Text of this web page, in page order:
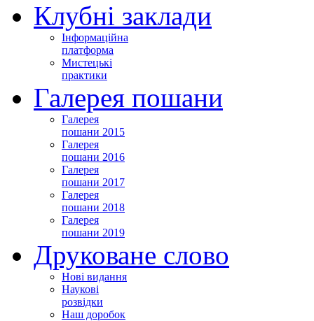
Клубні заклади
Інформаційна
платформа
Мистецькі
практики
Галерея пошани
Галерея
пошани 2015
Галерея
пошани 2016
Галерея
пошани 2017
Галерея
пошани 2018
Галерея
пошани 2019
Друковане слово
Нові видання
Наукові
розвідки
Наш доробок